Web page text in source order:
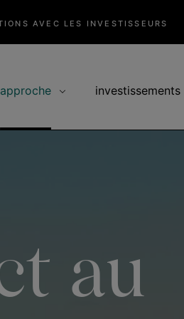
AVEC LES INVESTISSEURS
approche investissements
au